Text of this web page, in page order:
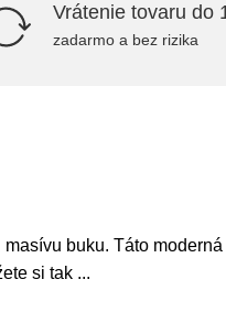
Vrátenie tovaru do
zadarmo a bez rizika
buku. Táto
si tak ...